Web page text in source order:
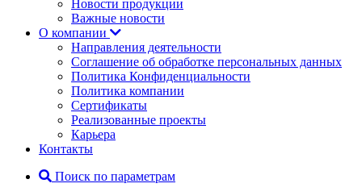
Новости продукции
Важные новости
О компании
Направления деятельности
Соглашение об обработке персональных данных
Политика Конфиденциальности
Политика компании
Сертификаты
Реализованные проекты
Карьера
Контакты
Поиск по параметрам